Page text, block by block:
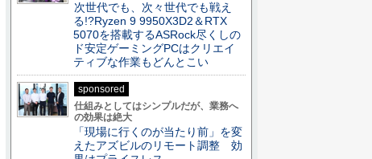
次世代でも、次々世代でも戦え
る!?Ryzen 9 9950X3D2＆RTX
5070を搭載するASRock尽くしの
ド安定ゲーミングPCはクリエイ
ティブな作業もどんとこい
sponsored
仕組みとしてはシンプルだが、業務へ
の効果は絶大
「現場に行くのが当たり前」を変
えたアズビルのリモート調整 効